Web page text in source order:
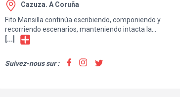
Cazuza. A Coruña
Fito Mansilla continúa escribiendo, componiendo y
recorriendo escenarios, manteniendo intacta la
convicción de que cada canción es un espacio para la
historia de un artesano de la palabra y la melodía,
comprometido con la belleza sencilla y con la capacidad
[...]
Suivez-nous sur :